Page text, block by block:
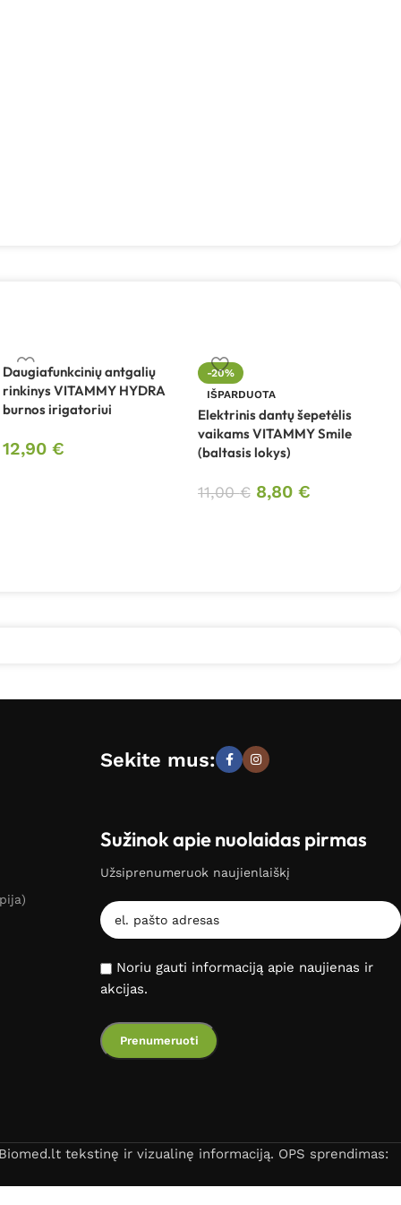
Daugiafunkcinių antgalių
rinkinys VITAMMY HYDRA
burnos irigatoriui
12,90€
-20%
IŠPARDUOTA
Elektrinis dantų šepetėlis
vaikams VITAMMY Smile
(baltasis lokys)
11,00€ 8,80 €
Sekite mus:
Sužinok apie nuolaidas pirmas
Užsiprenumeruok naujienlaiškį
Noriu gauti informaciją apie naujienas ir
akcijas.
tekstinę ir vizualinę informaciją. OPS sprendimas: